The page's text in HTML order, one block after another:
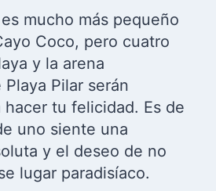
mucho más pequeño
Coco, pero cuatro
y la arena
Pilar serán
tu felicidad. Es de
uno siente una
y el deseo de no
lugar paradisíaco.